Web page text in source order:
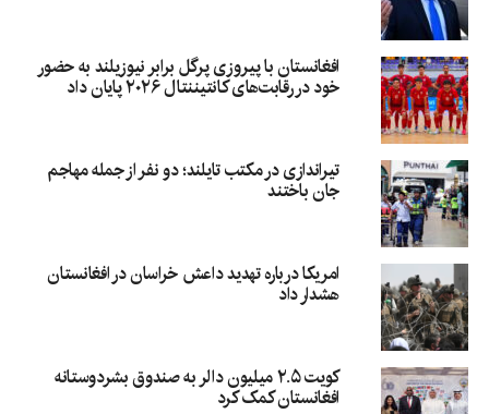
افغانستان با پیروزی پرگل برابر نیوزیلند به حضور
خود در رقابت‌های کانتیننتال ۲۰۲۶ پایان داد
تیراندازی در مکتب تایلند؛ دو نفر از جمله مهاجم
جان باختند
امریکا درباره تهدید داعش خراسان در افغانستان
هشدار داد
کویت ۲.۵ میلیون دالر به صندوق بشردوستانه
افغانستان کمک کرد